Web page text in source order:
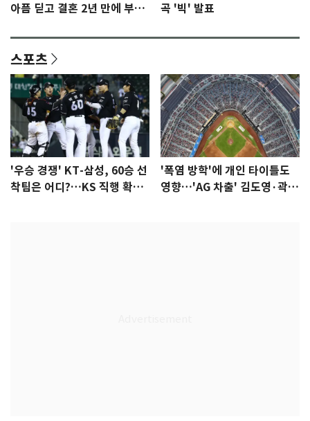
아픔 딛고 결혼 2년 만에 부모
곡 '빅' 발표
스포츠
'우승 경쟁' KT-삼성, 60승 선
착팀은 어디?…KS 직행 확률
'폭염 방학'에 개인 타이틀도
영향…'AG 차출' 김도영·곽빈